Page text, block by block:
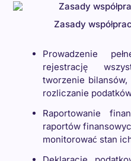
Zasady
Prowadzenie
rejestrację
tworzenie
rozliczanie
Raportowanie
raportów
monitorować stan